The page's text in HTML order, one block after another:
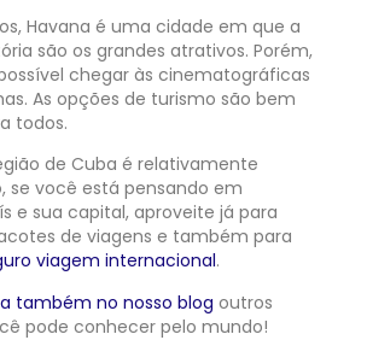
Havana é uma cidade em que a
são os grandes atrativos. Porém,
chegar às cinematográficas
As opções de turismo são bem
todos.
de Cuba é relativamente
se você está pensando em
e sua capital, aproveite já para
de viagens e também para
viagem internacional.
também no nosso blog outros
pode conhecer pelo mundo!